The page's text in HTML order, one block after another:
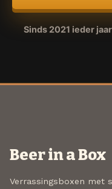
Sinds 2021 ieder
Beer in a Box
Verrassingsboxen met